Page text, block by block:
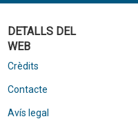
DETALLS DEL
WEB
Crèdits
Contacte
Avís legal